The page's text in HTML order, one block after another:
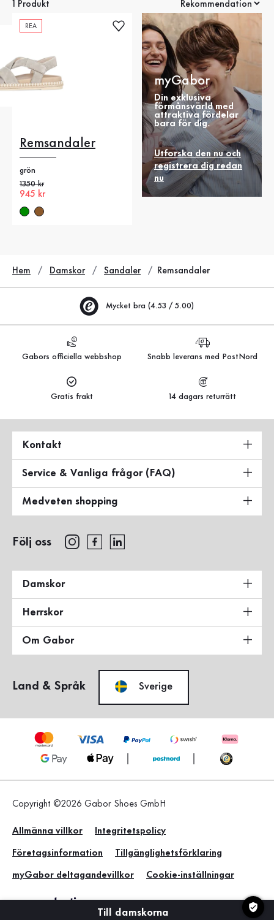
1 Produkt
REA
Remsandaler
grön
Gammalt pris
1350 kr
Nytt pris
945 kr
myGabor
Din exklusiva
förmånsvärld med
attraktiva fördelar
bara för dig.
Utforska den nu och
registrera dig redan
nu
Till damskorna
Hem Damskor Sandaler Remsandaler
Mycket bra (4.53 / 5.00)
Gabors officiella webbshop Snabb leverans med PostNord
Gratis frakt 14 dagars returrätt
Kontakt
Service & Vanliga frågor (FAQ)
Medveten shopping
Följ oss
Damskor
Herrskor
Om Gabor
Land & Språk Sverige
Copyright ©2026 Gabor Shoes GmbH
Allmänna villkor Integritetspolicy
Företagsinformation Tillgänglighetsförklaring
myGabor deltagandevillkor Cookie-inställningar